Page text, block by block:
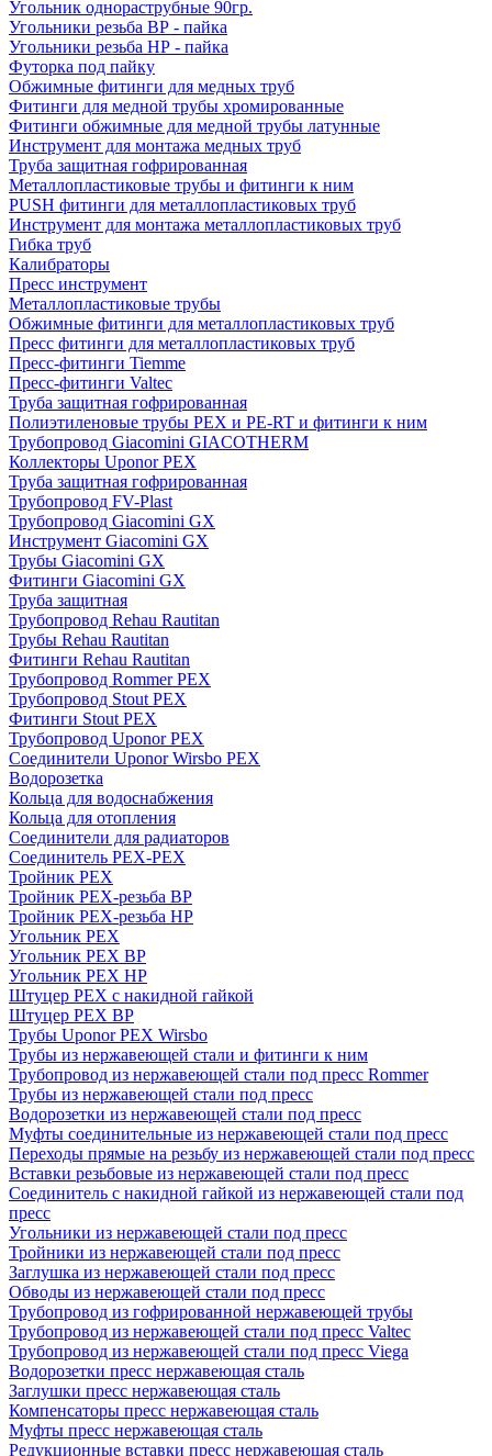
Угольник однораструбные 90гр.
Угольники резьба ВР - пайка
Угольники резьба НР - пайка
Футорка под пайку
Обжимные фитинги для медных труб
Фитинги для медной трубы хромированные
Фитинги обжимные для медной трубы латунные
Инструмент для монтажа медных труб
Труба защитная гофрированная
Металлопластиковые трубы и фитинги к ним
PUSH фитинги для металлопластиковых труб
Инструмент для монтажа металлопластиковых труб
Гибка труб
Калибраторы
Пресс инструмент
Металлопластиковые трубы
Обжимные фитинги для металлопластиковых труб
Пресс фитинги для металлопластиковых труб
Пресс-фитинги Tiemme
Пресс-фитинги Valtec
Труба защитная гофрированная
Полиэтиленовые трубы PEX и PE-RT и фитинги к ним
Трубопровод Giacomini GIACOTHERM
Коллекторы Uponor PEX
Труба защитная гофрированная
Трубопровод FV-Plast
Трубопровод Giacomini GX
Инструмент Giacomini GX
Трубы Giacomini GX
Фитинги Giacomini GX
Труба защитная
Трубопровод Rehau Rautitan
Трубы Rehau Rautitan
Фитинги Rehau Rautitan
Трубопровод Rommer PEX
Трубопровод Stout PEX
Фитинги Stout PEX
Трубопровод Uponor PEX
Соединители Uponor Wirsbo PEX
Водорозетка
Кольца для водоснабжения
Кольца для отопления
Соединители для радиаторов
Соединитель PEX-PEX
Тройник PEX
Тройник PEX-резьба ВР
Тройник PEX-резьба НР
Угольник PEX
Угольник PEX ВР
Угольник PEX НР
Штуцер PEX c накидной гайкой
Штуцер PEX ВР
Трубы Uponor PEX Wirsbo
Трубы из нержавеющей стали и фитинги к ним
Трубопровод из нержавеющей стали под пресс Rommer
Трубы из нержавеющей стали под пресс
Водорозетки из нержавеющей стали под пресс
Муфты соединительные из нержавеющей стали под пресс
Переходы прямые на резьбу из нержавеющей стали под пресс
Вставки резьбовые из нержавеющей стали под пресс
Соединитель с накидной гайкой из нержавеющей стали под
пресс
Угольники из нержавеющей стали под пресс
Тройники из нержавеющей стали под пресс
Заглушка из нержавеющей стали под пресс
Обводы из нержавеющей стали под пресс
Трубопровод из гофрированной нержавеющей трубы
Трубопровод из нержавеющей стали под пресс Valtec
Трубопровод из нержавеющей стали под пресс Viega
Водорозетки пресс нержавеющая сталь
Заглушки пресс нержавеющая сталь
Компенсаторы пресс нержавеющая сталь
Муфты пресс нержавеющая сталь
Редукционные вставки пресс нержавеющая сталь